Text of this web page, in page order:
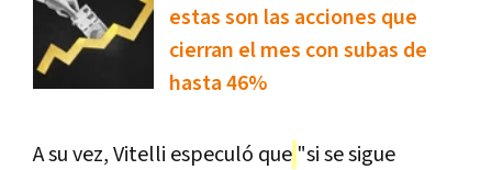
estas son las acciones que
cierran el mes con subas de
hasta 46%
A su vez, Vitelli especuló que "si se sigue